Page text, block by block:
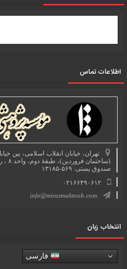
اطلاعات تماس
صندوق پستی: ۵۶۹-۱۳۱۸۵
۰۲۱۶۶۴۹۰۶۱۲
info@mirasmaktoob.com
انتخاب زبان
فارسی